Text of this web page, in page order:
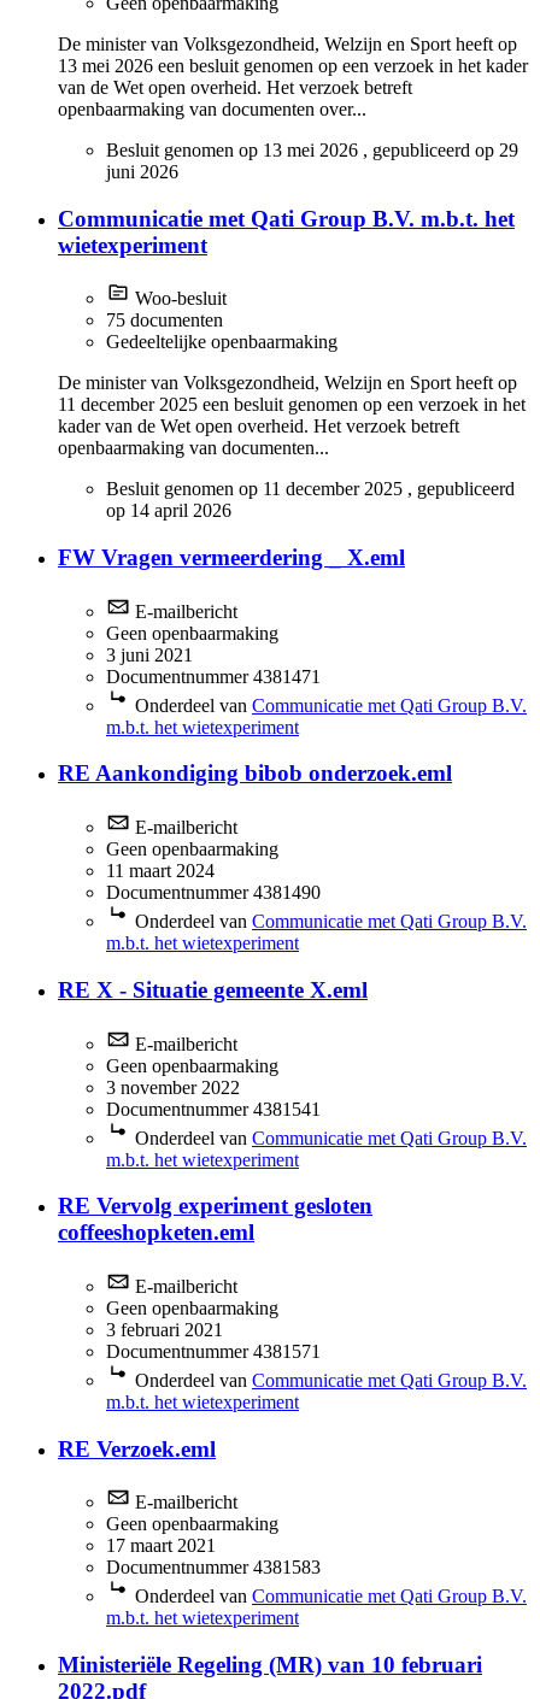
De minister van Volksgezondheid, Welzijn en Sport heeft op
13 mei 2026 een besluit genomen op een verzoek in het kader
van de Wet open overheid. Het verzoek betreft
openbaarmaking van documenten over...
Besluit genomen op 13 mei 2026 , gepubliceerd op 29
juni 2026
Communicatie met Qati Group B.V. m.b.t. het
wietexperiment
Woo-besluit
75 documenten
Gedeeltelijke openbaarmaking
De minister van Volksgezondheid, Welzijn en Sport heeft op
11 december 2025 een besluit genomen op een verzoek in het
kader van de Wet open overheid. Het verzoek betreft
openbaarmaking van documenten...
Besluit genomen op 11 december 2025 , gepubliceerd
op 14 april 2026
FW Vragen vermeerdering _ X.eml
E-mailbericht
Geen openbaarmaking
3 juni 2021
Documentnummer 4381471
Onderdeel van Communicatie met Qati Group B.V.
m.b.t. het wietexperiment
RE Aankondiging bibob onderzoek.eml
E-mailbericht
Geen openbaarmaking
11 maart 2024
Documentnummer 4381490
Onderdeel van Communicatie met Qati Group B.V.
m.b.t. het wietexperiment
RE X - Situatie gemeente X.eml
E-mailbericht
Geen openbaarmaking
3 november 2022
Documentnummer 4381541
Onderdeel van Communicatie met Qati Group B.V.
m.b.t. het wietexperiment
RE Vervolg experiment gesloten
coffeeshopketen.eml
E-mailbericht
Geen openbaarmaking
3 februari 2021
Documentnummer 4381571
Onderdeel van Communicatie met Qati Group B.V.
m.b.t. het wietexperiment
RE Verzoek.eml
E-mailbericht
Geen openbaarmaking
17 maart 2021
Documentnummer 4381583
Onderdeel van Communicatie met Qati Group B.V.
m.b.t. het wietexperiment
Ministeriële Regeling (MR) van 10 februari
2022.pdf